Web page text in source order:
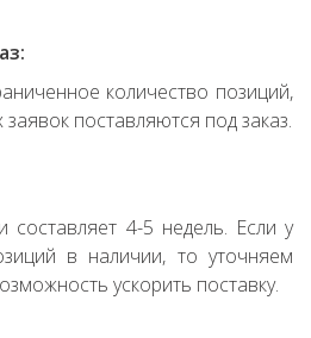
количество позиций,
поставляются под заказ.
составляет 4-5 недель. Если у
в наличии, то уточняем
ускорить поставку.